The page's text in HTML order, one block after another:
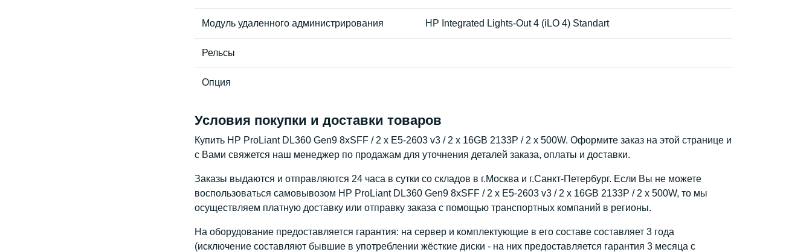
Модуль удаленного администрирования HP Integrated Lights-Out 4 (iLO 4) Standart
Рельсы
Опция
Условия покупки и доставки товаров
Купить HP ProLiant DL360 Gen9 8xSFF / 2 x E5-2603 v3 / 2 x 16GB 2133P / 2 x 500W. Оформите заказ на этой странице и
с Вами свяжется наш менеджер по продажам для уточнения деталей заказа, оплаты и доставки.
Заказы выдаются и отправляются 24 часа в сутки со складов в г.Москва и г.Санкт-Петербург. Если Вы не можете
воспользоваться самовывозом HP ProLiant DL360 Gen9 8xSFF / 2 x E5-2603 v3 / 2 x 16GB 2133P / 2 x 500W, то мы
осуществляем платную доставку или отправку заказа с помощью транспортных компаний в регионы.
На оборудование предоставляется гарантия: на сервер и комплектующие в его составе составляет 3 года
(исключение составляют бывшие в употреблении жёсткие диски - на них предоставляется гарантия 3 месяца с